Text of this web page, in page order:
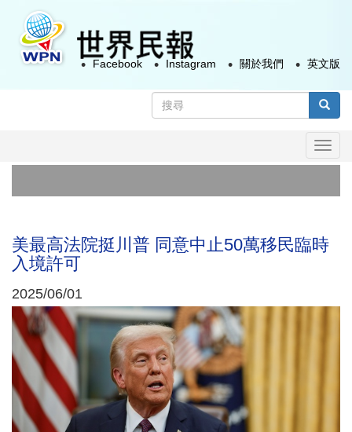
容
搜
尋
Facebook Instagram 關於我們 英文版
美最高法院挺川普 同意中止50萬移民臨時
入境許可
2025/06/01